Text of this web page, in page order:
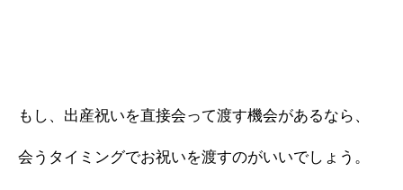
もし、出産祝いを直接会って渡す機会があるなら、
会うタイミングでお祝いを渡すのがいいでしょう。